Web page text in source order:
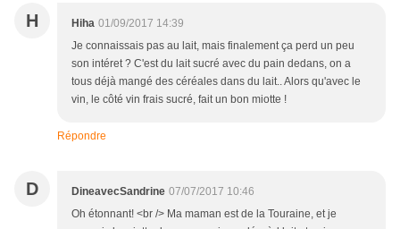
H Hiha 01/09/2017 14:39
Je connaissais pas au lait, mais finalement ça perd un peu
son intéret ? C'est du lait sucré avec du pain dedans, on a
tous déjà mangé des céréales dans du lait.. Alors qu'avec le
vin, le côté vin frais sucré, fait un bon miotte !
Répondre
D DineavecSandrine 07/07/2017 10:46
Oh étonnant! <br /> Ma maman est de la Touraine, et je